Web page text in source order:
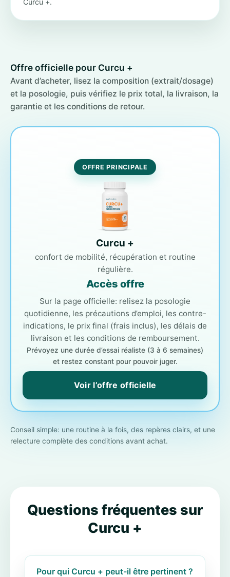
Offre officielle pour Curcu +
Avant d’acheter, lisez la composition (extrait/dosage)
et la posologie, puis vérifiez le prix total, la livraison, la
garantie et les conditions de retour.
OFFRE PRINCIPALE
Curcu +
confort de mobilité, récupération et routine
régulière.
Accès offre
Sur la page officielle: relisez la posologie
quotidienne, les précautions d’emploi, les contre-
indications, le prix final (frais inclus), les délais de
livraison et les conditions de remboursement.
Prévoyez une durée d’essai réaliste (3 à 6 semaines)
et restez constant pour pouvoir juger.
Voir l’offre officielle
Conseil simple: une routine à la fois, des repères clairs, et une
relecture complète des conditions avant achat.
Questions fréquentes sur
Curcu +
Pour qui Curcu + peut-il être pertinent ?